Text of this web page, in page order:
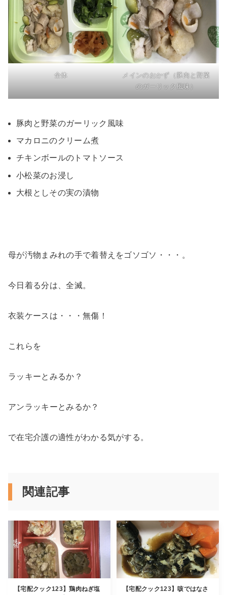
全体
メインのおかず（豚肉と野菜
のガーリック風味）
豚肉と野菜のガーリック風味
マカロニのクリーム煮
チキンボールのトマトソース
小松菜のお浸し
大根としその実の漬物
母が汚物まみれの手で着替えをゴソゴソ・・・。
今日着る分は、全滅。
衣装ケースは・・・無傷！
これらを
ラッキーとみるか？
アンラッキーとみるか？
で在宅介護の適性がわかる気がする。
関連記事
【宅配クック123】鶏肉ねぎ塩
【宅配クック123】咳ではなさ